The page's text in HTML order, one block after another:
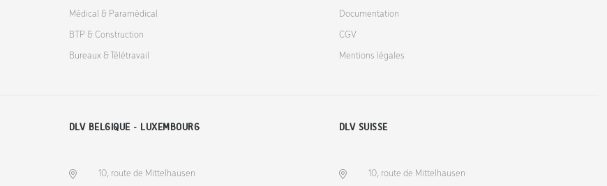
Médical & Paramédical
BTP & Construction
Bureaux & Télétravail
Documentation
CGV
Mentions légales
DLV BELGIQUE - LUXEMBOURG
10, route de Mittelhausen
DLV SUISSE
10, route de Mittelhausen